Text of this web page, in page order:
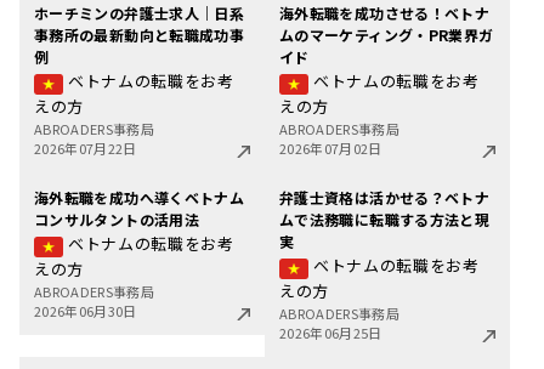
ホーチミンの弁護士求人｜日系
事務所の最新動向と転職成功事
例
ベトナムの転職をお考
えの方
ABROADERS事務局
2026年07月22日
海外転職を成功させる！ベトナ
ムのマーケティング・PR業界ガ
イド
ベトナムの転職をお考
えの方
ABROADERS事務局
2026年07月02日
海外転職を成功へ導くベトナム
コンサルタントの活用法
ベトナムの転職をお考
えの方
ABROADERS事務局
2026年06月30日
弁護士資格は活かせる？ベトナ
ムで法務職に転職する方法と現
実
ベトナムの転職をお考
えの方
ABROADERS事務局
2026年06月25日